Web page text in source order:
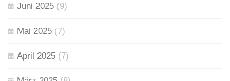
Juni 2025 (9)
Mai 2025 (7)
April 2025 (7)